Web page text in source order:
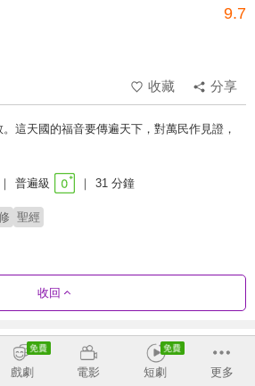
9.7
收藏
分享
這天國的福音要傳遍天下，對萬民作見證，
普遍級 31 分鐘
聖經
收回
反序
戲劇 電影 短劇 更多